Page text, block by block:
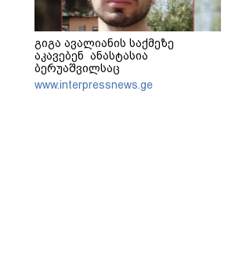
გიგა ავალიანის საქმეზე
აკავებენ ანასტასია
ბერუაშვილსაც
www.interpressnews.ge